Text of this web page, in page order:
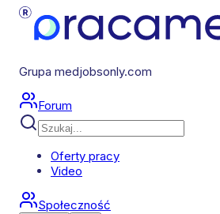
Grupa medjobsonly.com
Forum
Oferty pracy
Video
Społeczność